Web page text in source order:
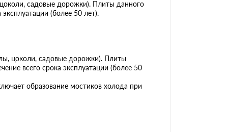
садовые дорожки). Плиты данного
(более 50 лет).
цоколи, садовые дорожки). Плиты
всего срока эксплуатации (более 50
образование мостиков холода при